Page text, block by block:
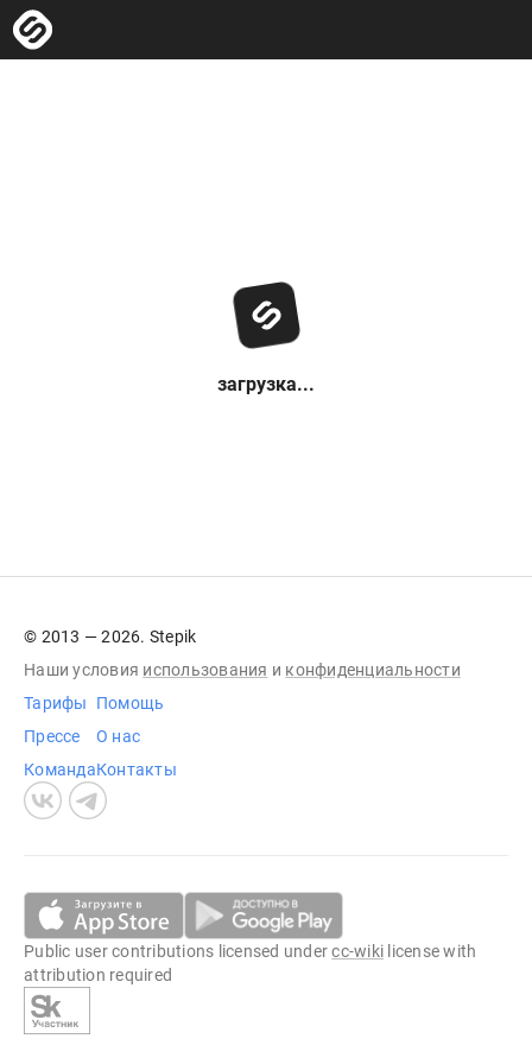
загрузка...
© 2013 — 2026. Stepik
Наши условия использования и конфиденциальности
Тарифы
Прессе
Команда
Помощь
О нас
Контакты
Public user contributions licensed undercc-wiki license with
attribution required